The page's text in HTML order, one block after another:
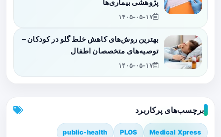
پژوهشی بیماری‌ها
۱۴۰۵-۰۵-۱۷
بهترین روش‌های کاهش خلط گلو در کودکان –
توصیه‌های متخصصان اطفال
۱۴۰۵-۰۵-۱۷
برچسب‌های پرکاربرد
Medical Xpress
PLOS
public-health